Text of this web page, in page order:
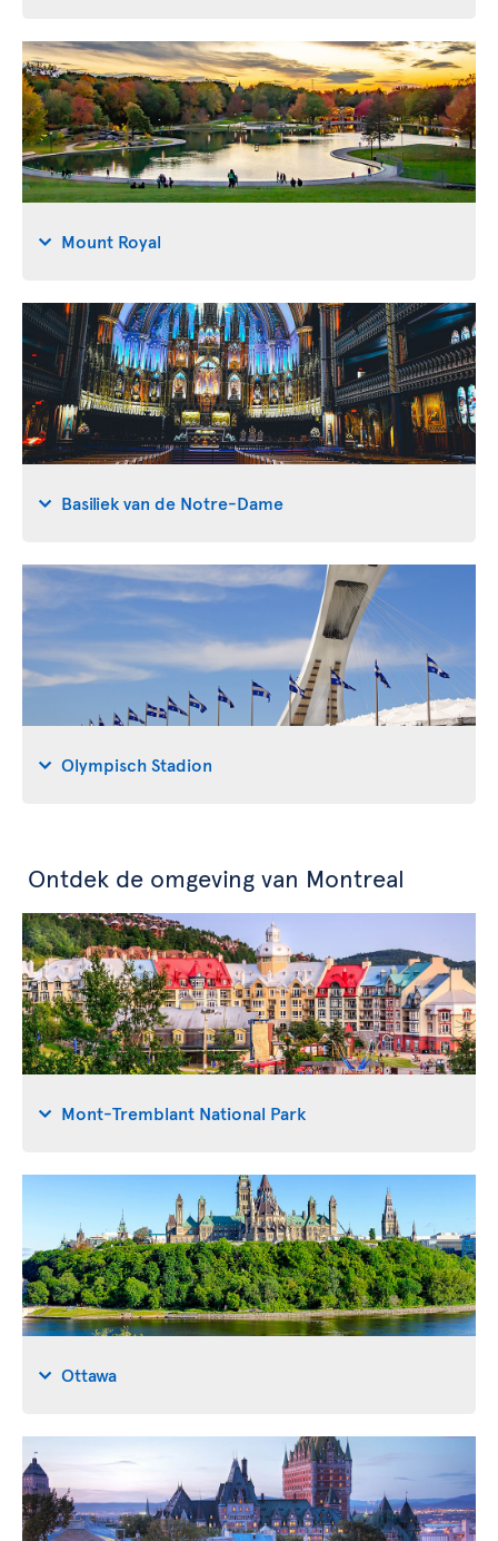
Mount Royal
Basiliek van de Notre-Dame
Olympisch Stadion
Ontdek de omgeving van Montreal
Mont-Tremblant National Park
Ottawa